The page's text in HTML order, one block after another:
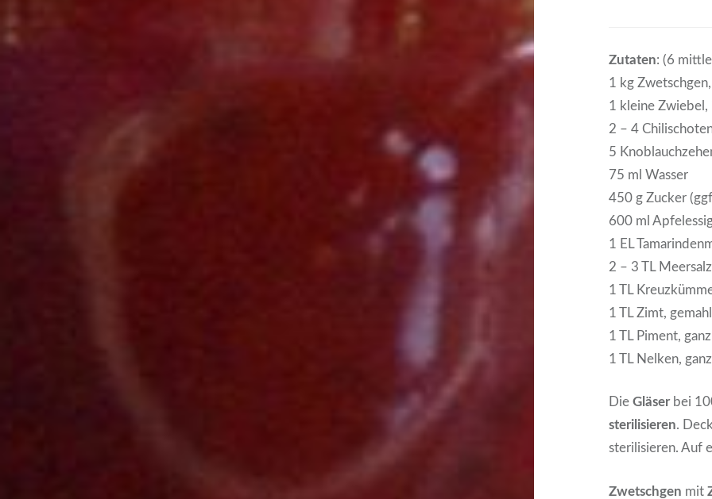
Zutaten: (6
1 kg
1 kleine Zwiebel,
2 – 4
5
75 ml Wasser
450 g Zucker
600 ml
1 EL
2 – 3 TL Meersalz
1 TL
1 TL Zimt,
1 TL Piment, ganz
1 TL Nelken, ganz
DieGläserbei
sterilisieren.
sterilisieren. Auf
Zwetschgen mit